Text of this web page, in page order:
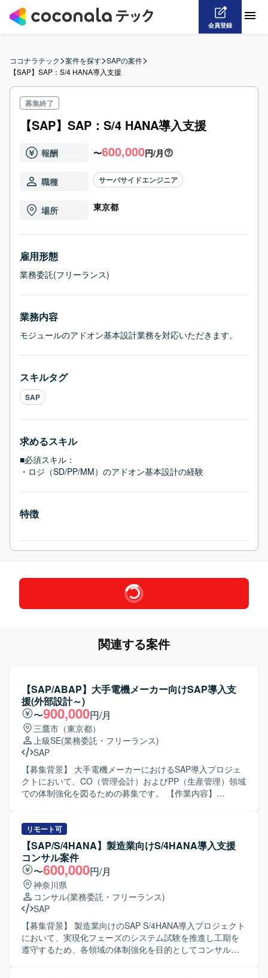
会員登録
ココナラテック>案件を探す>SAPの案件>
【SAP】SAP：S/4 HANA導入支援
募集終了
【SAP】SAP：S/4 HANA導入支援
報酬 〜600,000円/月
職種 サーバサイドエンジニア
場所 東京都
雇用形態
業務委託(フリーランス)
業務内容
モジュールのアドオン基本設計業務を対応いただきます。
スキルタグ
SAP
求めるスキル
■必須スキル：
・ロジ（SD/PP/MM）のアドオン基本設計の経験
特徴
関連する案件
【SAP/ABAP】大手電機メーカー向けSAP導入支
援(外部設計～)
〜900,000円/月
三鷹市（東京都）
上級SE(業務委託・フリーランス)
SAP
【募集背景】 大手電機メーカーにおけるSAP導入プロジェ
クトにおいて、CO（管理会計）およびPP（生産管理）領域
での体制強化を図るための募集です。 【作業内容】
担当いただきます。具体的には、標準機能およびアドオン
機能に関する要件整理や外部設計、エラー発生時の原因分
析と修正方針の検討、ABAPアドオンのデバッグ結果を踏ま
えた不具合判定などを行っていただきます。また、管理会
計および生産管理に関する業務フロー理解をもとに、関連
トランザクションの確認や業務部門との認識合わせなども
行っていただきます。 【求める人物像】 自身のタスクに責
任感を持ち、主体的に業務を遂行できる方を求めていま
す。関係者とのコミュニケーションを円滑に行いながら、
課題に対して前向きに取り組んでいただける方を歓迎いた
します。 【ポジションの魅力】 大手電機メーカー向けの大
リモート可
【SAP/S/4HANA】製造業向けS/4HANA導入支援
コンサル案件
〜600,000円/月
神奈川県
コンサル(業務委託・フリーランス)
SAP
【募集背景】 製造業向けのSAP S/4HANA導入プロジェクト
において、実現化フェーズのシステム試験を推進し工期を
遵守するため、各領域の体制強化を目的としてコンサルタ